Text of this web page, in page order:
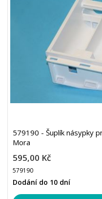
579190 - Šuplík násypky
Mora
595,00 Kč
579190
Dodání do 10 dní